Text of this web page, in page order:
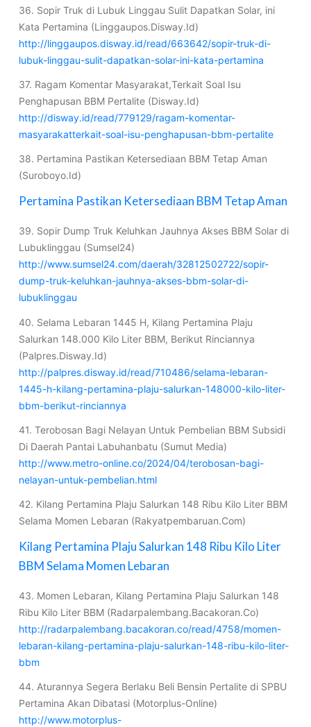
36. Sopir Truk di Lubuk Linggau Sulit Dapatkan Solar, ini
Kata Pertamina (Linggaupos.Disway.Id)
http://linggaupos.disway.id/read/663642/sopir-truk-di-
lubuk-linggau-sulit-dapatkan-solar-ini-kata-pertamina
37. Ragam Komentar Masyarakat,Terkait Soal Isu
Penghapusan BBM Pertalite (Disway.Id)
http://disway.id/read/779129/ragam-komentar-
masyarakatterkait-soal-isu-penghapusan-bbm-pertalite
38. Pertamina Pastikan Ketersediaan BBM Tetap Aman
(Suroboyo.Id)
Pertamina Pastikan Ketersediaan BBM Tetap Aman
39. Sopir Dump Truk Keluhkan Jauhnya Akses BBM Solar di
Lubuklinggau (Sumsel24)
http://www.sumsel24.com/daerah/32812502722/sopir-
dump-truk-keluhkan-jauhnya-akses-bbm-solar-di-
lubuklinggau
40. Selama Lebaran 1445 H, Kilang Pertamina Plaju
Salurkan 148.000 Kilo Liter BBM, Berikut Rinciannya
(Palpres.Disway.Id)
http://palpres.disway.id/read/710486/selama-lebaran-
1445-h-kilang-pertamina-plaju-salurkan-148000-kilo-liter-
bbm-berikut-rinciannya
41. Terobosan Bagi Nelayan Untuk Pembelian BBM Subsidi
Di Daerah Pantai Labuhanbatu (Sumut Media)
http://www.metro-online.co/2024/04/terobosan-bagi-
nelayan-untuk-pembelian.html
42. Kilang Pertamina Plaju Salurkan 148 Ribu Kilo Liter BBM
Selama Momen Lebaran (Rakyatpembaruan.Com)
Kilang Pertamina Plaju Salurkan 148 Ribu Kilo Liter
BBM Selama Momen Lebaran
43. Momen Lebaran, Kilang Pertamina Plaju Salurkan 148
Ribu Kilo Liter BBM (Radarpalembang.Bacakoran.Co)
http://radarpalembang.bacakoran.co/read/4758/momen-
lebaran-kilang-pertamina-plaju-salurkan-148-ribu-kilo-liter-
bbm
44. Aturannya Segera Berlaku Beli Bensin Pertalite di SPBU
Pertamina Akan Dibatasi (Motorplus-Online)
http://www.motorplus-